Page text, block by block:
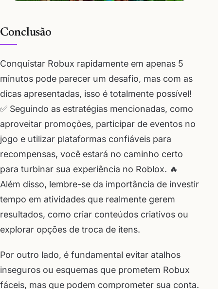
Conclusão
Conquistar Robux rapidamente em apenas 5
minutos pode parecer um desafio, mas com as
dicas apresentadas, isso é totalmente possível!
✅ Seguindo as estratégias mencionadas, como
aproveitar promoções, participar de eventos no
jogo e utilizar plataformas confiáveis para
recompensas, você estará no caminho certo
para turbinar sua experiência no Roblox. 🔥
Além disso, lembre-se da importância de investir
tempo em atividades que realmente gerem
resultados, como criar conteúdos criativos ou
explorar opções de troca de itens.
Por outro lado, é fundamental evitar atalhos
inseguros ou esquemas que prometem Robux
fáceis, mas que podem comprometer sua conta.